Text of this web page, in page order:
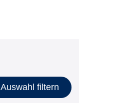
Auswahl filtern